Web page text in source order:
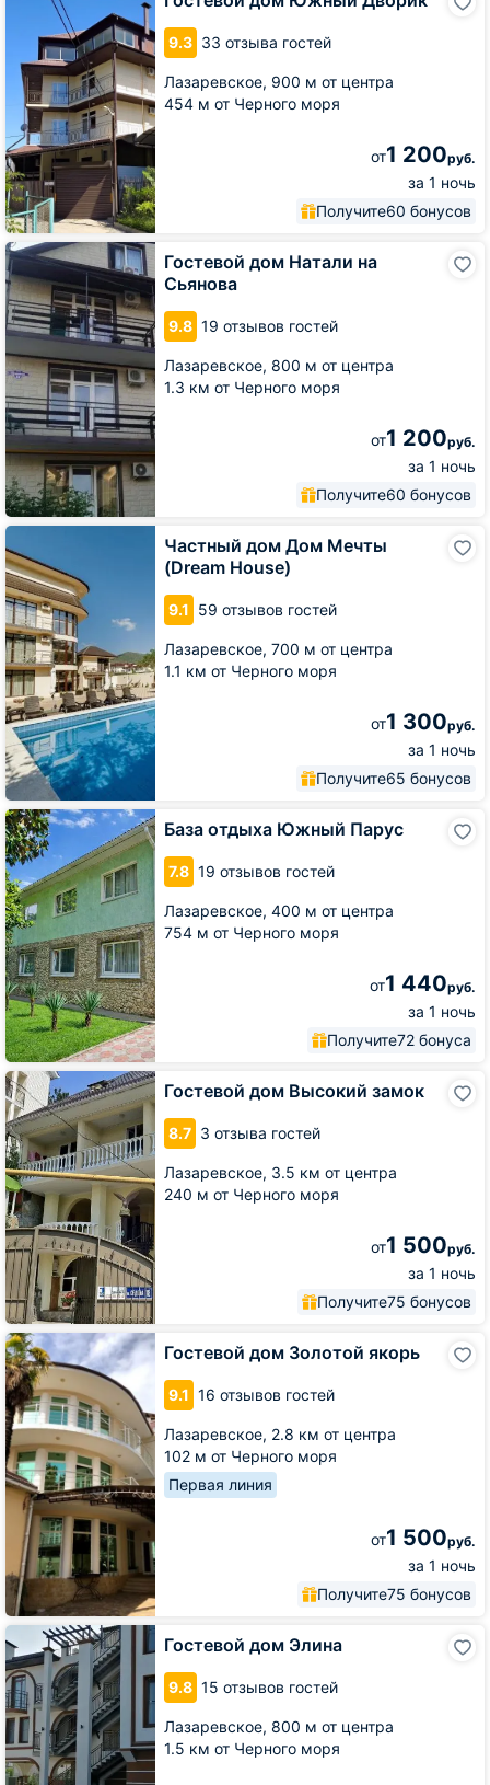
9.3 33 отзыва гостей
Лазаревское, 900 м от центра
454 м от Черного моря
от1 200руб.
за 1 ночь
Получите60 бонусов
Дворик
Гостевой дом Натали на
Сьянова
9.8 19 отзывов гостей
Лазаревское, 800 м от центра
1.3 км от Черного моря
от1 200руб.
за 1 ночь
Получите60 бонусов
Гостевой
дом
Натали
на
Сьянова
Частный дом Дом Мечты
(Dream House)
9.1 59 отзывов гостей
Лазаревское, 700 м от центра
1.1 км от Черного моря
от1 300руб.
за 1 ночь
Получите65 бонусов
Частный
дом
Дом
Мечты
(Dream
House)
База отдыха Южный Парус
7.8 19 отзывов гостей
Лазаревское, 400 м от центра
754 м от Черного моря
от1 440руб.
за 1 ночь
Получите72 бонуса
База
отдыха
Южный
Парус
Гостевой дом Высокий замок
8.7 3 отзыва гостей
Лазаревское, 3.5 км от центра
240 м от Черного моря
от1 500руб.
за 1 ночь
Получите75 бонусов
Гостевой
дом
Высокий
замок
Гостевой дом Золотой якорь
9.1 16 отзывов гостей
Лазаревское, 2.8 км от центра
102 м от Черного моря
Первая линия
от1 500руб.
за 1 ночь
Получите75 бонусов
Гостевой
дом
Золотой
якорь
Гостевой дом Элина
9.8 15 отзывов гостей
Лазаревское, 800 м от центра
1.5 км от Черного моря
Гостевой
дом
Элина